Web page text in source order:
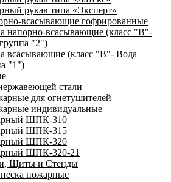
рукав типа «Эксперт»
всасывающие гофрированные
напорно-всасывающие (класс "В"-
"2")
всасывающие (класс "В"- Вода
"1")
стали
для огнетушителей
индивидуальные
ШПК-310
ШПК-315
ШПК-320
ШПК-320-21
Щиты и Стенды
пожарные